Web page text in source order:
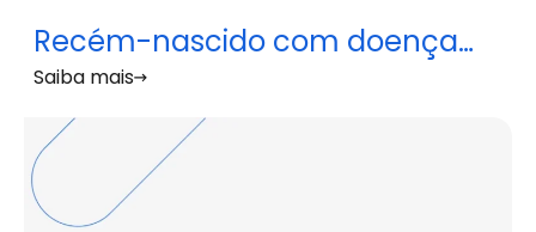
Recém-nascido com doença
genética rara recupera após
transplante de sangue do
cordão umbilical
Saiba mais